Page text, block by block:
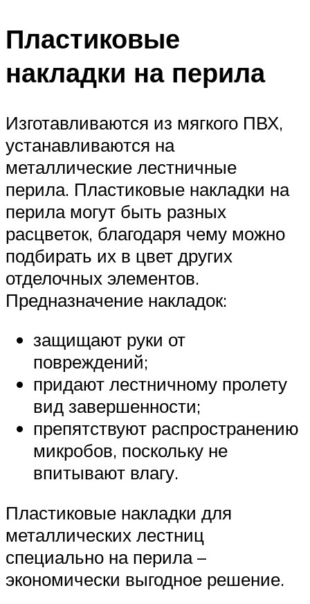
Пластиковые
накладки на перила
Изготавливаются из мягкого ПВХ,
устанавливаются на
металлические лестничные
перила. Пластиковые накладки на
перила могут быть разных
расцветок, благодаря чему можно
подбирать их в цвет других
отделочных элементов.
Предназначение накладок:
защищают руки от
повреждений;
придают лестничному пролету
вид завершенности;
препятствуют распространению
микробов, поскольку не
впитывают влагу.
Пластиковые накладки для
металлических лестниц
специально на перила –
экономически выгодное решение.